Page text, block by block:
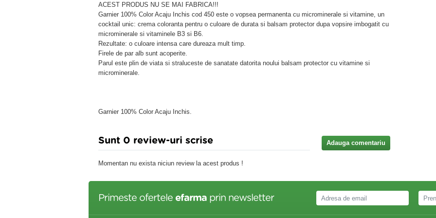
ACEST PRODUS NU SE MAI FABRICA!!!
Garnier 100% Color Acaju Inchis cod 450 este o vopsea permanenta cu microminerale si vitamine, un
cocktail unic: crema coloranta pentru o culoare de durata si balsam protector dupa vopsire imbogatit cu
microminerale si vitaminele B3 si B6.
Rezultate: o culoare intensa care dureaza mult timp.
Firele de par alb sunt acoperite.
Parul este plin de viata si straluceste de sanatate datorita noului balsam protector cu vitamine si
microminerale.
Garnier 100% Color Acaju Inchis.
Sunt 0 review-uri scrise Adauga comentariu
Momentan nu exista niciun review la acest produs !
Primeste ofertele efarma prin newsletter